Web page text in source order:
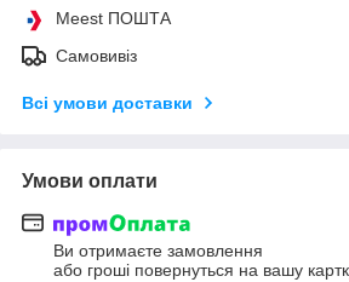
Meest ПОШТА
Самовивіз
Всі умови доставки
Умови оплати
Ви отримаєте замовлення
або гроші повернуться на вашу